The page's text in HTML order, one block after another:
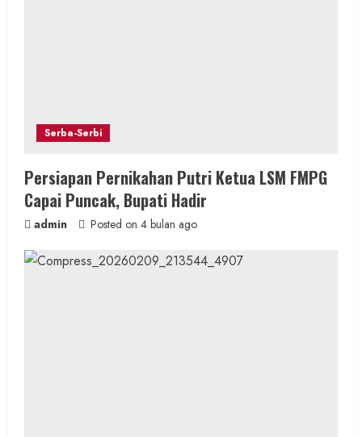
Serba-Serbi
Persiapan Pernikahan Putri Ketua LSM FMPG
Capai Puncak, Bupati Hadir
admin Posted on 4 bulan ago